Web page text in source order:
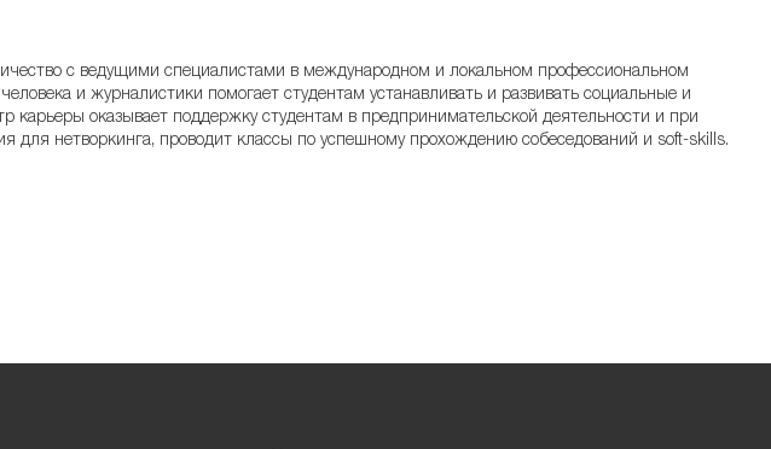
с ведущими специалистами в международном и локальном профессиональном
и журналистики помогает студентам устанавливать и развивать социальные и
карьеры оказывает поддержку студентам в предпринимательской деятельности и при
для нетворкинга, проводит классы по успешному прохождению собеседований и soft-skills.